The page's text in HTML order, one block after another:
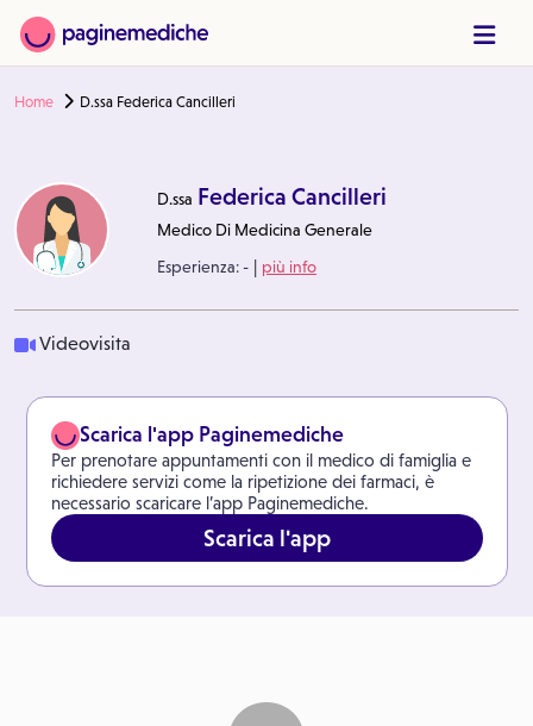
Home D.ssa Federica Cancilleri
D.ssa Federica Cancilleri
Medico Di Medicina Generale
Esperienza:- | più info
Videovisita
Scarica l'app Paginemediche
Per prenotare appuntamenti con il medico di famiglia e
richiedere servizi come la ripetizione dei farmaci, è
necessario scaricare l’app Paginemediche.
Scarica l'app